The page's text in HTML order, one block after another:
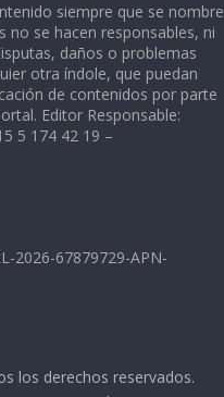
siempre que se nombre
no se hacen responsables, ni
daños o problemas
otra índole, que puedan
de contenidos por parte
Editor Responsable:
5 174 42 19 –
2026-67879729-APN-
los derechos reservados.